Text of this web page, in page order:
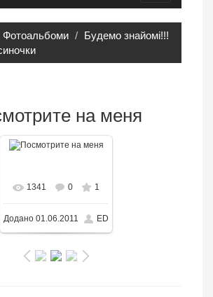
navigation
Фотоальбоми
Будемо знайомі!!!
на меня
размере 2896x1944/
2661.6KB
1341 0 1
Додано 01.06.2011 ED